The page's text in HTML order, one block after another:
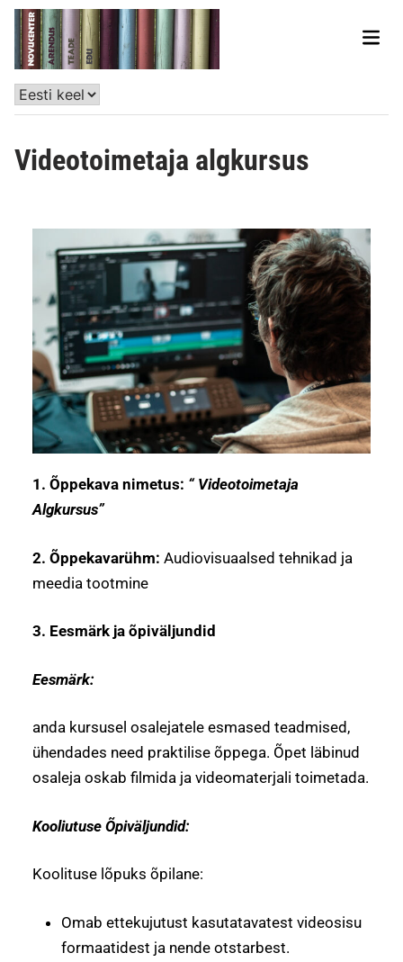
Videotoimetaja algkursus
1. Õppekava nimetus: “ Videotoimetaja
Algkursus”
2. Õppekavarühm:Audiovisuaalsed tehnikad ja
meedia tootmine
3. Eesmärk ja õpiväljundid
Eesmärk:
anda kursusel osalejatele esmased teadmised,
ühendades need praktilise õppega. Õpet läbinud
osaleja oskab filmida ja videomaterjali toimetada.
Kooliutuse Õpiväljundid:
Koolituse lõpuks õpilane:
Omab ettekujutust kasutatavatest videosisu
formaatidest ja nende otstarbest.